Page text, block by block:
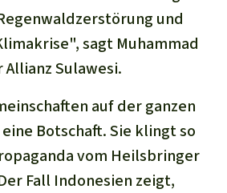
und
sagt Muhammad
Allianz Sulawesi.
auf der ganzen
Botschaft. Sie klingt so
vom Heilsbringer
Fall Indonesien zeigt,